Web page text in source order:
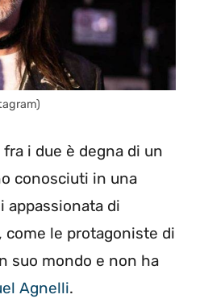
i due è degna di un
conosciuti in una
appassionata di
le protagoniste di
suo mondo e non ha
Agnelli.